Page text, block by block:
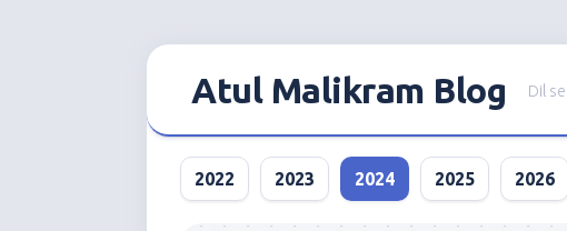
Atul Malikram Blog Dil se
2022 2023 2024 2025 2026